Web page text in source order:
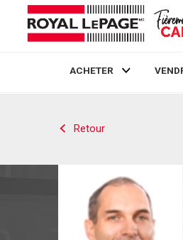
ACHETER
Retour